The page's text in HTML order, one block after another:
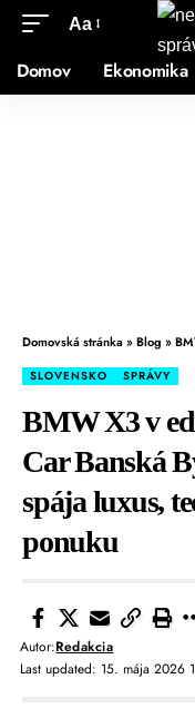
Aa
Domov Ekonomika
Domovská stránka»Blog »BMW
SLOVENSKO SPRÁVY
BMW X3 v
Car Banská
spája luxus,
ponuku
Last updated: 15. mája 2026
Autor:Redakcia